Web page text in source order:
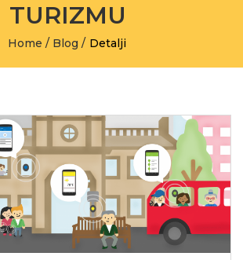
TURIZMU
Home / Blog / Detalji